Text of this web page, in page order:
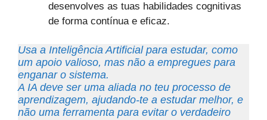
desenvolves as tuas habilidades cognitivas
de forma contínua e eficaz.
Usa a Inteligência Artificial para estudar, como
um apoio valioso, mas não a empregues para
enganar o sistema.
A IA deve ser uma aliada no teu processo de
aprendizagem, ajudando-te a estudar melhor, e
não uma ferramenta para evitar o verdadeiro